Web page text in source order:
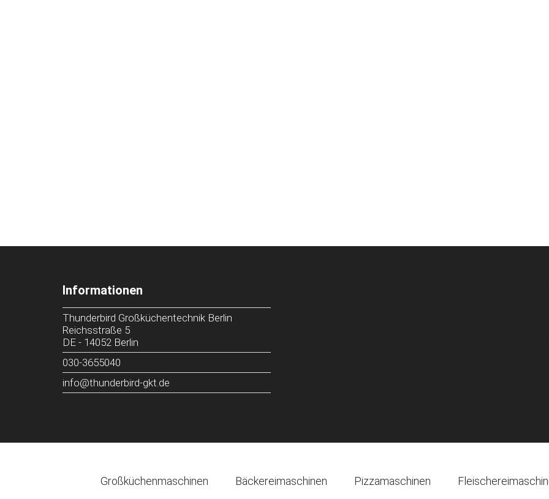
Informationen
Thunderbird Großküchentechnik Berlin
Reichsstraße 5
DE - 14052 Berlin
030-3655040
info@thunderbird-gkt.de
Großküchenmaschinen Bäckereimaschinen Pizzamaschinen